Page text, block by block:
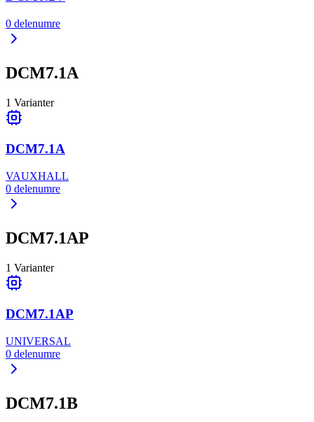
0 delenumre
DCM7.1A
1 Varianter
DCM7.1A
VAUXHALL
0 delenumre
DCM7.1AP
1 Varianter
DCM7.1AP
UNIVERSAL
0 delenumre
DCM7.1B